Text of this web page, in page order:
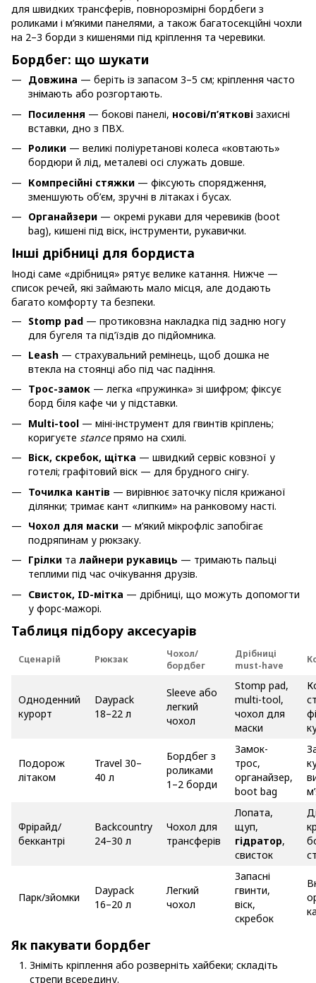
для швидких трансферів, повнорозмірні бордбеги з
роликами і м’якими панелями, а також багатосекційні чохли
на 2–3 борди з кишенями під кріплення та черевики.
Бордбег: що шукати
Довжина — беріть із запасом 3–5 см; кріплення часто
знімають або розгортають.
Посилення — бокові панелі, носові/п’яткові захисні
вставки, дно з ПВХ.
Ролики — великі поліуретанові колеса «ковтають»
бордюри й лід, металеві осі служать довше.
Компресійні стяжки — фіксують спорядження,
зменшують об’єм, зручні в літаках і бусах.
Органайзери — окремі рукави для черевиків (boot
bag), кишені під віск, інструменти, рукавички.
Інші дрібниці для бордиста
Іноді саме «дрібниця» рятує велике катання. Нижче —
список речей, які займають мало місця, але додають
багато комфорту та безпеки.
Stomp pad — протиковзна накладка під задню ногу
для бугеля та під’їздів до підйомника.
Leash — страхувальний ремінець, щоб дошка не
втекла на стоянці або під час падіння.
Трос-замок — легка «пружинка» зі шифром; фіксує
борд біля кафе чи у підставки.
Multi-tool — міні-інструмент для гвинтів кріплень;
коригуєте stanceпрямо на схилі.
Віск, скребок, щітка — швидкий сервіс ковзної у
готелі; графітовий віск — для брудного снігу.
Точилка кантів — вирівнює заточку після крижаної
ділянки; тримає кант «липким» на ранковому насті.
Чохол для маски — м’який мікрофліс запобігає
подряпинам у рюкзаку.
Грілки та лайнери рукавиць — тримають пальці
теплими під час очікування друзів.
Свисток, ID-мітка — дрібниці, що можуть допомогти
у форс-мажорі.
Таблиця підбору аксесуарів
Сценарій Рюкзак
Чохол/
бордбег
Дрібниці
must-have
Одноденний
курорт
Daypack
18–22 л
Sleeve або
легкий
чохол
Stomp pad,
multi-tool,
чохол для
маски
Подорож
літаком
Travel 30–
40 л
Бордбег з
роликами
1–2 борди
Замок-
трос,
органайзер,
boot bag
Фрірайд/
беккантрі
Backcountry
24–30 л
Чохол для
трансферів
Лопата,
щуп,
гідратор,
свисток
Парк/зйомки
Daypack
16–20 л
Легкий
чохол
Запасні
гвинти,
віск,
скребок
Як пакувати бордбег
Зніміть кріплення або розверніть хайбеки; складіть
стрепи всередину.